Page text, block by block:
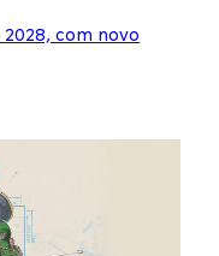
com novo